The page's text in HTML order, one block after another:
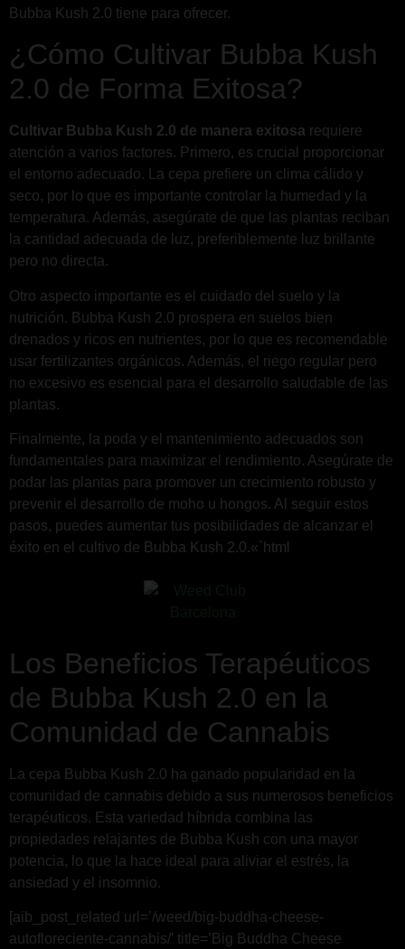
Bubba Kush 2.0 tiene para ofrecer.
¿Cómo Cultivar Bubba Kush
2.0 de Forma Exitosa?
Cultivar Bubba Kush 2.0 de manera exitosa requiere
atención a varios factores. Primero, es crucial proporcionar
el entorno adecuado. La cepa prefiere un clima cálido y
seco, por lo que es importante controlar la humedad y la
temperatura. Además, asegúrate de que las plantas reciban
la cantidad adecuada de luz, preferiblemente luz brillante
pero no directa.
Otro aspecto importante es el cuidado del suelo y la
nutrición. Bubba Kush 2.0 prospera en suelos bien
drenados y ricos en nutrientes, por lo que es recomendable
usar fertilizantes orgánicos. Además, el riego regular pero
no excesivo es esencial para el desarrollo saludable de las
plantas.
Finalmente, la poda y el mantenimiento adecuados son
fundamentales para maximizar el rendimiento. Asegúrate de
podar las plantas para promover un crecimiento robusto y
prevenir el desarrollo de moho u hongos. Al seguir estos
pasos, puedes aumentar tus posibilidades de alcanzar el
éxito en el cultivo de Bubba Kush 2.0.«`html
Los Beneficios Terapéuticos
de Bubba Kush 2.0 en la
Comunidad de Cannabis
La cepa Bubba Kush 2.0 ha ganado popularidad en la
comunidad de cannabis debido a sus numerosos beneficios
terapéuticos. Esta variedad híbrida combina las
propiedades relajantes de Bubba Kush con una mayor
potencia, lo que la hace ideal para aliviar el estrés, la
ansiedad y el insomnio.
[aib_post_related url=’/weed/big-buddha-cheese-
autofloreciente-cannabis/’ title=’Big Buddha Cheese